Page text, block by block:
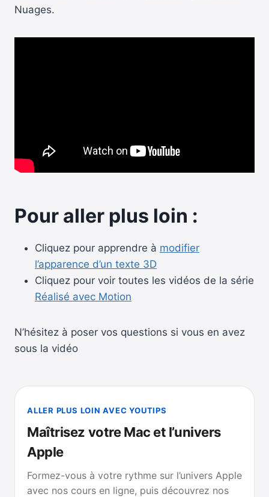
Nuages.
Pour aller plus loin :
Cliquez pour apprendre à modifier
l’apparence d’un texte 3D
Cliquez pour voir toutes les vidéos de la série
Réalisé avec Motion
N’hésitez à poser vos questions si vous en avez
sous la vidéo
ALLER PLUS LOIN AVEC YOUTIPS
Maîtrisez votre Mac et l’univers
Apple
Formez-vous à votre rythme sur l’univers Apple
avec nos cours en ligne, puis découvrez nos